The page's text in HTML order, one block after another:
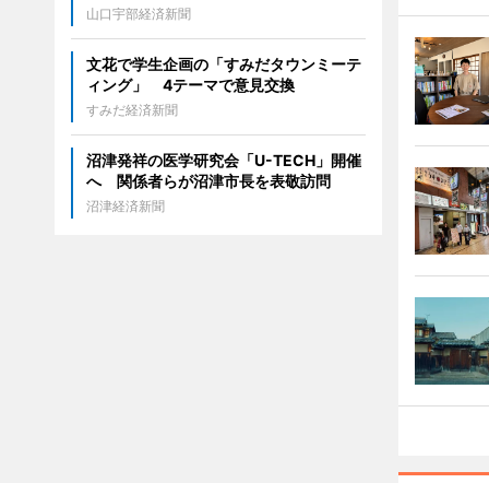
山口宇部経済新聞
文花で学生企画の「すみだタウンミーテ
ィング」 4テーマで意見交換
すみだ経済新聞
沼津発祥の医学研究会「U-TECH」開催
へ 関係者らが沼津市長を表敬訪問
沼津経済新聞